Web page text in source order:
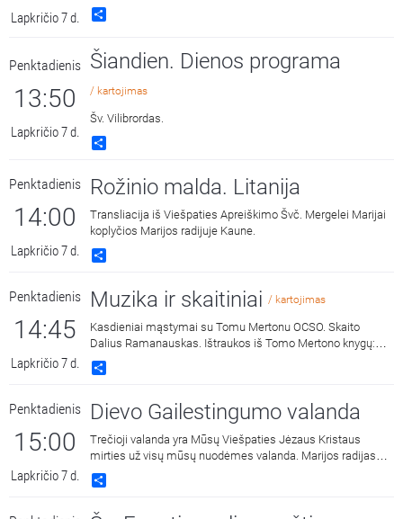
Lapkričio 7 d.
Penktadienis
13:50
Lapkričio 7 d.
Šiandien. Dienos programa
/ kartojimas
Šv. Vilibrordas.
Penktadienis
14:00
Lapkričio 7 d.
Rožinio malda. Litanija
Transliacija iš Viešpaties Apreiškimo Švč. Mergelei Marijai
koplyčios Marijos radijuje Kaune.
Penktadienis
14:45
Lapkričio 7 d.
Muzika ir skaitiniai / kartojimas
Kasdieniai mąstymai su Tomu Mertonu OCSO. Skaito
Dalius Ramanauskas. Ištraukos iš Tomo Mertono knygų:
„Septynaukštis kalnas“, išleido „Katalikų pasaulio leidiniai“,
2011 m. ir „Jonos ženklas“, išleido „Katalikų pasaulio
Penktadienis
15:00
Lapkričio 7 d.
Dievo Gailestingumo valanda
Trečioji valanda yra Mūsų Viešpaties Jėzaus Kristaus
mirties už visų mūsų nuodėmes valanda. Marijos radijas
kasdien 15:00 ir 3:00 kviečia melstis drauge kalbant Dievo
Gailestingumo vainikėlį ir litaniją bei pasiklausyti ištraukų iš